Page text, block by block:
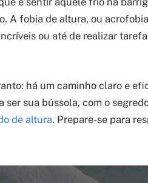
A fobia de altura, ou
ou até de realizar
há um caminho claro e
ser sua bússola, com o
de altura. Prepare-se para